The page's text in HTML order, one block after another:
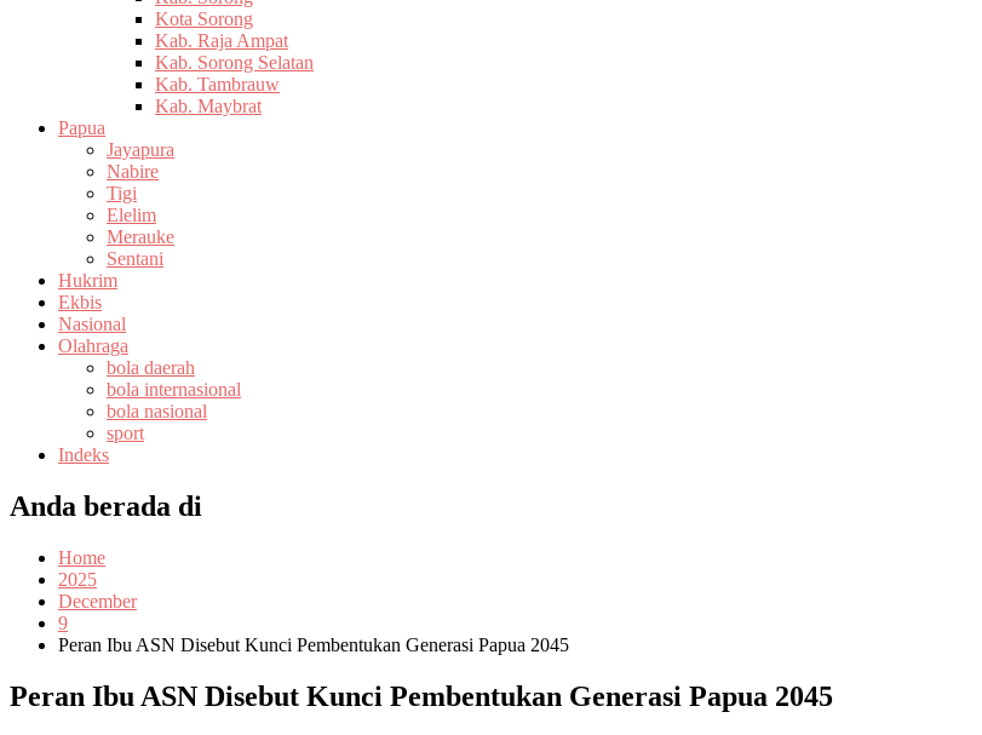
Kota Sorong
Kab. Raja Ampat
Kab. Sorong Selatan
Kab. Tambrauw
Kab. Maybrat
Papua
Jayapura
Nabire
Tigi
Elelim
Merauke
Sentani
Hukrim
Ekbis
Nasional
Olahraga
bola daerah
bola internasional
bola nasional
sport
Indeks
Anda berada di
Home
2025
December
9
Peran Ibu ASN Disebut Kunci Pembentukan Generasi Papua 2045
Peran Ibu ASN Disebut Kunci Pembentukan Generasi Papua 2045